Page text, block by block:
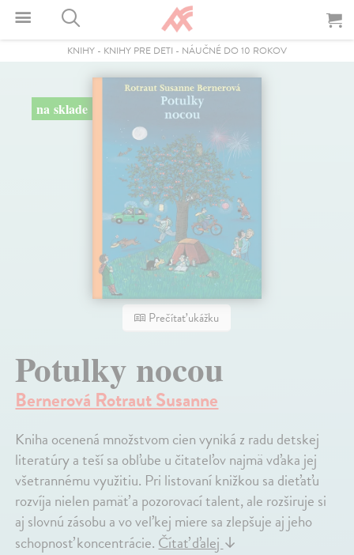
KNIHY - KNIHY PRE DETI - NÁUČNÉ DO 10 ROKOV
na sklade
Prečítať ukážku
Potulky nocou
Bernerová Rotraut Susanne
Kniha ocenená množstvom cien vyniká z radu detskej
literatúry a teší sa obľube u čitateľov najmä vďaka jej
všetrannému využitiu. Pri listovaní knižkou sa dieťaťu
rozvíja nielen pamäť a pozorovací talent, ale rozširuje si
aj slovnú zásobu a vo veľkej miere sa zlepšuje aj jeho
schopnosť koncentrácie. Čítať ďalej ↓